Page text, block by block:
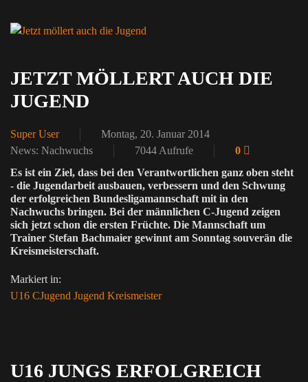
JETZT MÖLLERT AUCH DIE
JUGEND
Super User
Montag, 20. Januar 2014
News: Nachwuchs
7044 Aufrufe
0
Es ist ein Ziel, dass bei den Verantwortlichen ganz oben steht
- die Jugendarbeit ausbauen, verbessern und den Schwung
der erfolgreichen Bundesligamannschaft mit in den
Nachwuchs bringen. Bei der männlichen C-Jugend zeigen
sich jetzt schon die ersten Früchte. Die Mannschaft um
Trainer Stefan Bachmaier gewinnt am Sonntag souverän die
Kreismeisterschaft.
Markiert in:
U16 CJugend Jugend Kreismeister
U16 JUNGS ERFOLGREICH